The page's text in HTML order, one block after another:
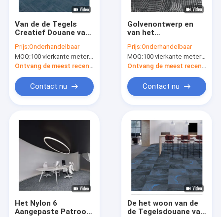
Ongeveer ons
Fabrieksreis
Van de de Tegels
Creatief Douane van
Gedrukt Tapijt het
Tapijt Nylon
Materiaal
Prijs:Onderhandelbaar
MOQ:100 vierkante meter per kleur
Ontvang de meest recente Prijs
Contact nu
Golvenontwerp en
van het
van het Tapijttegels
van Cutsom de Nylon
Gedrukte
Prijs:Onderhandelbaar
MOQ:100 vierkante meter per kleur
Ontvang de meest recente Prijs
Contact nu
Het Nylon 6
Aangepaste Patroon
De het woon van de
de Tegelsdouane van